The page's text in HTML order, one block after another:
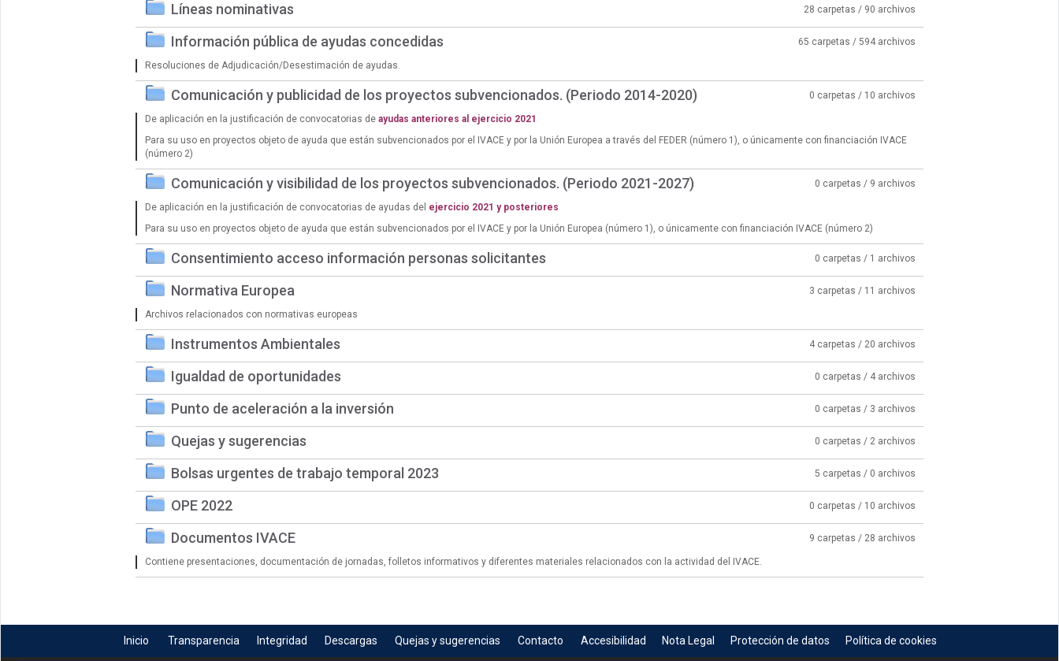
Líneas nominativas 28 carpetas / 90 archivos
Información pública de ayudas concedidas 65 carpetas / 594 archivos
Resoluciones de Adjudicación/Desestimación de ayudas.
Comunicación y publicidad de los proyectos subvencionados. (Periodo 2014-2020) 0 carpetas / 10 archivos
De aplicación en la justificación de convocatorias de ayudas anteriores al ejercicio 2021
Para su uso en proyectos objeto de ayuda que están subvencionados por el IVACE y por la Unión Europea a través del FEDER (número 1), o únicamente con financiación IVACE
(número 2)
Comunicación y visibilidad de los proyectos subvencionados. (Periodo 2021-2027) 0 carpetas / 9 archivos
De aplicación en la justificación de convocatorias de ayudas del ejercicio 2021 y posteriores
Para su uso en proyectos objeto de ayuda que están subvencionados por el IVACE y por la Unión Europea (número 1), o únicamente con financiación IVACE (número 2)
Consentimiento acceso información personas solicitantes 0 carpetas / 1 archivos
Normativa Europea 3 carpetas / 11 archivos
Archivos relacionados con normativas europeas
Instrumentos Ambientales 4 carpetas / 20 archivos
Igualdad de oportunidades 0 carpetas / 4 archivos
Punto de aceleración a la inversión 0 carpetas / 3 archivos
Quejas y sugerencias 0 carpetas / 2 archivos
Bolsas urgentes de trabajo temporal 2023 5 carpetas / 0 archivos
OPE 2022 0 carpetas / 10 archivos
Documentos IVACE 9 carpetas / 28 archivos
Contiene presentaciones, documentación de jornadas, folletos informativos y diferentes materiales relacionados con la actividad del IVACE.
Inicio Transparencia Integridad Descargas Quejas y sugerencias Contacto Accesibilidad Nota Legal Protección de datos Política de cookies